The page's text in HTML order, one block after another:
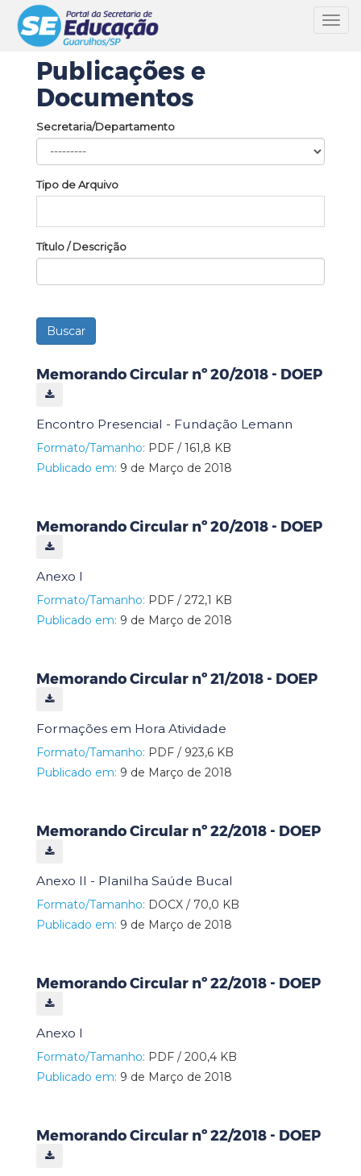
Publicações e
Documentos
Secretaria/Departamento
Tipo de Arquivo
Título / Descrição
Memorando Circular nº 20/2018 - DOEP
Encontro Presencial - Fundação Lemann
Formato/Tamanho: PDF / 161,8 KB
Publicado em: 9 de Março de 2018
Memorando Circular nº 20/2018 - DOEP
Anexo I
Formato/Tamanho: PDF / 272,1 KB
Publicado em: 9 de Março de 2018
Memorando Circular nº 21/2018 - DOEP
Formações em Hora Atividade
Formato/Tamanho: PDF / 923,6 KB
Publicado em: 9 de Março de 2018
Memorando Circular nº 22/2018 - DOEP
Anexo II - Planilha Saúde Bucal
Formato/Tamanho: DOCX / 70,0 KB
Publicado em: 9 de Março de 2018
Memorando Circular nº 22/2018 - DOEP
Anexo I
Formato/Tamanho: PDF / 200,4 KB
Publicado em: 9 de Março de 2018
Memorando Circular nº 22/2018 - DOEP